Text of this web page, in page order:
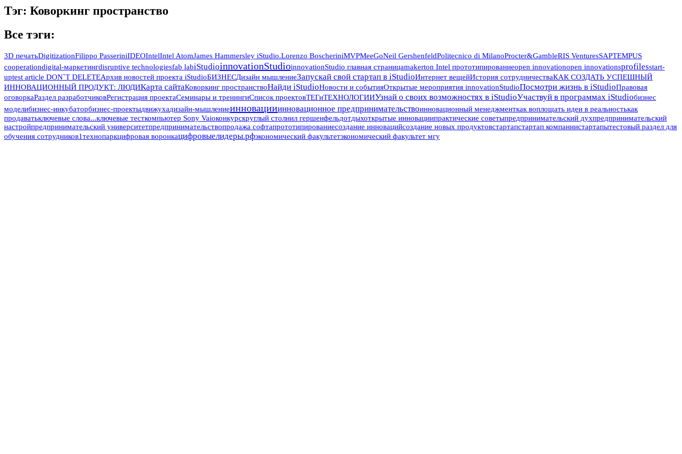
Тэг: Коворкинг пространство
Все тэги:
3D печатьDigitizationFilippo PasseriniIDEOIntelIntel AtomJames Hammersley iStudio.Lorenzo BoscheriniMVPMeeGoNeil GershenfeldPolitecnico di MilanoProcter&GambleRIS VenturesSAPTEMPUS
cooperationdigital-маркетингdisruptive technologiesfab labiStudioinnovationStudioinnovationStudio главная страницаmakerton Intel прототипированиеopen innovationopen innovationsprofilesstart-
uptest article DON`T DELETEАрхив новостей проекта iStudioБИЗНЕСДизайн мышлениеЗапускай свой стартап в iStudioИнтернет вещейИстория сотрудничестваКАК СОЗДАТЬ УСПЕШНЫЙ
ИННОВАЦИОННЫЙ ПРОДУКТ: ЛЮДИКарта сайтаКоворкинг пространствоНайди iStudioНовости и событияОткрытые мероприятия innovationStudioПосмотри жизнь в iStudioПравовая
оговоркаРаздел разработчиковРегистрация проектаСеминары и тренингиСписок проектовТЕГиТЕХНОЛОГИИУзнай о своих возможностях в iStudioУчаствуй в программах iStudioбизнес
моделибизнес-инкубаторбизнес-проектыдвижухадизайн-мышлениеинновацииинновационное предпринимательствоинновационный менеджменткак воплощать идеи в реальностькак
продаватьключевые слова...ключевые тесткомпьютер Sony Vaioконкурскруглый столнил гершенфельдотдыхоткрытые инновациипрактические советыпредпринимательский духпредпринимательский
настройпредпринимательский университетпредпринимательствопродажа софтапрототипированиесоздание инновацийсоздание новых продуктовстартапстартап компаниистартапытестовый раздел для
обучения сотрудников1технопаркцифровая воронкацифровыелидеры.рфэкономический факультетэкономический факультет мгу